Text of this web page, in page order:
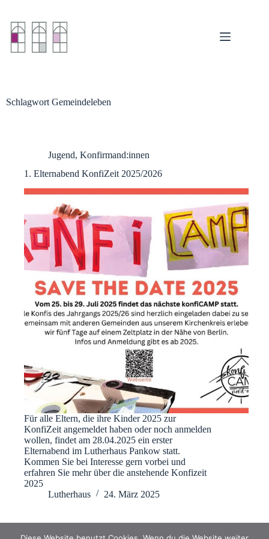
Inhalt
springen
Schlagwort Gemeindeleben
Jugend, Konfirmand:innen
1. Elternabend KonfiZeit 2025/2026
Für alle Eltern, die ihre Kinder 2025 zur
KonfiZeit angemeldet haben oder noch anmelden
wollen, findet am 28.04.2025 ein erster
Elternabend im Lutherhaus Pankow statt.
Kommen Sie bei Interesse gern vorbei und
erfahren Sie mehr über die anstehende Konfizeit
2025
Lutherhaus
24. März 2025